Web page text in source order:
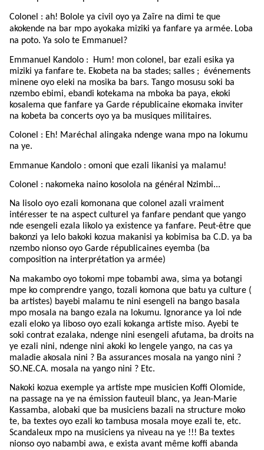
Colonel : ah! Bolole ya civil oyo ya Zaïre na dimi te que
akokende na bar mpo ayokaka miziki ya fanfare ya armée. Loba
na poto. Ya solo te Emmanuel?
Emmanuel Kandolo :
Hum! mon colonel, bar ezali esika ya
miziki ya fanfare te. Ekobeta na ba stades; salles ; événements
minene oyo eleki na mosika ba bars. Tango mosusu soki ba
nzembo ebimi, ebandi kotekama na mboka ba paya, ekoki
kosalema que fanfare ya Garde républicaine ekomaka inviter
na kobeta ba concerts oyo ya ba musiques militaires.
Colonel : Eh! Maréchal alingaka ndenge wana mpo na lokumu
na ye.
Emmanue Kandolo : omoni que ezali likanisi ya malamu!
Colonel : nakomeka naino kosolola na général Nzimbi...
Na lisolo oyo ezali komonana que colonel azali vraiment
intéresser te na aspect culturel ya fanfare pendant que yango
nde esengeli ezala likolo ya existence ya fanfare. Peut-être que
bakonzi ya lelo bakoki kozua makanisi ya kobimisa ba C.D. ya ba
nzembo nionso oyo Garde républicaines eyemba (ba
composition na interprétation ya armée)
Na makambo oyo tokomi mpe tobambi awa, sima ya botangi
mpe ko comprendre yango, tozali komona que batu ya culture (
ba artistes) bayebi malamu te nini esengeli na bango basala
mpo mosala na bango ezala na lokumu. Ignorance ya loi nde
ezali eloko ya liboso oyo ezali kokanga artiste miso. Ayebi te
soki contrat ezalaka, ndenge nini esengeli afutama, ba droits na
ye ezali nini, ndenge nini akoki ko lengele yango, na cas ya
maladie akosala nini ? Ba assurances mosala na yango nini ?
SO.NE.CA. mosala na yango nini ? Etc.
Nakoki kozua exemple ya artiste mpe musicien Koffi Olomide,
na passage na ye na émission fauteuil blanc, ya Jean-Marie
Kassamba, alobaki que ba musiciens bazali na structure moko
te, ba textes oyo ezali ko tambusa mosala moye ezali te, etc.
Scandaleux mpo na musiciens ya niveau na ye !!! Ba textes
nionso oyo nabambi awa, e exista avant même koffi abanda